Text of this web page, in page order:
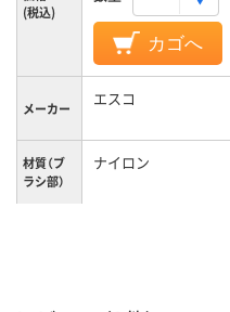
(税込)
カゴへ
メーカー エスコ
材質（ブ
ラシ部）
ナイロン